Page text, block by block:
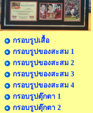
กรอบรูปเสื้อ
กรอบรูปของสะสม 1
กรอบรูปของสะสม 2
กรอบรูปของสะสม 3
กรอบรูปของสะสม 4
กรอบรูปตุ๊กตา 1
กรอบรูปตุ๊กตา 2